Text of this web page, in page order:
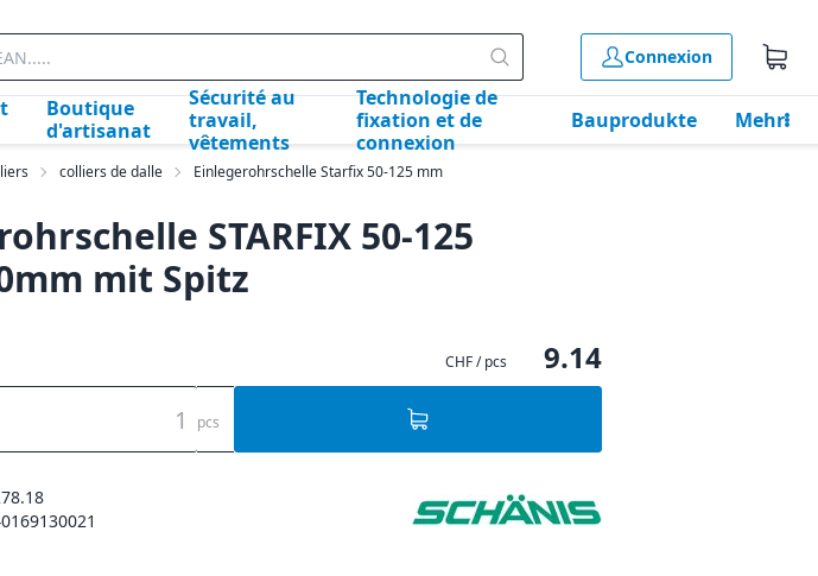
Connexion
Boutique
d'artisanat
Sécurité au
travail,
vêtements
Technologie de
fixation et de
connexion
Bauprodukte Mehr
colliers de dalle Einlegerohrschelle Starfix 50-125 mm
STARFIX 50-125
mit Spitz
CHF / pcs 9.14
pcs